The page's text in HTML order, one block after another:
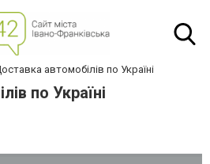
автомобілів по Україні
по Україні